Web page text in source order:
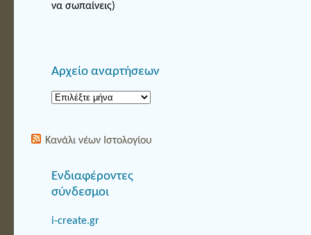
να σωπαίνεις)
Αρχείο αναρτήσεων
Αρχείο
Κανάλι νέων Ιστολογίου
Ενδιαφέροντες
σύνδεσμοι
i-create.gr